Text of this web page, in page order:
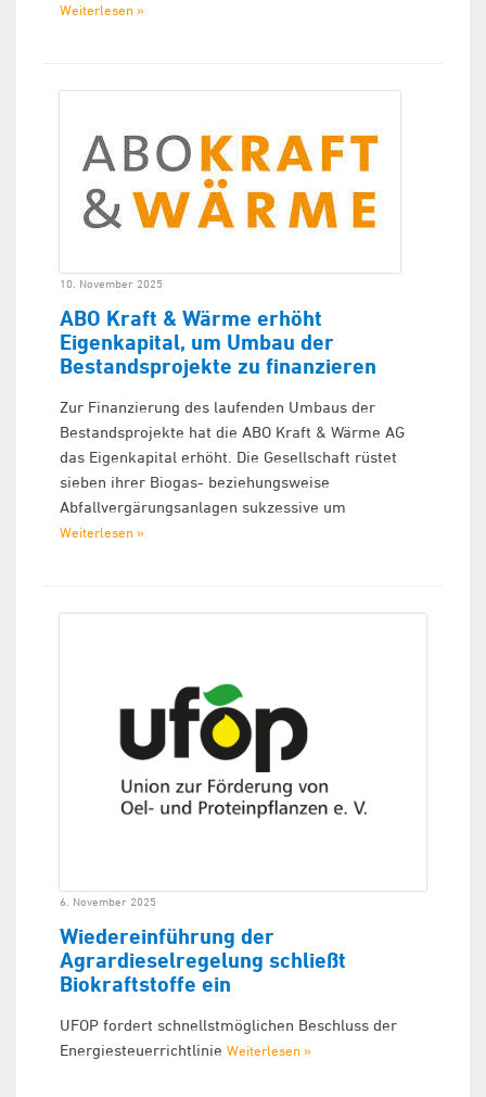
Weiterlesen »
10. November 2025
ABO Kraft & Wärme erhöht
Eigenkapital, um Umbau der
Bestandsprojekte zu finanzieren
Zur Finanzierung des laufenden Umbaus der
Bestandsprojekte hat die ABO Kraft & Wärme AG
das Eigenkapital erhöht. Die Gesellschaft rüstet
sieben ihrer Biogas- beziehungsweise
Abfallvergärungsanlagen sukzessive um
Weiterlesen »
6. November 2025
Wiedereinführung der
Agrardieselregelung schließt
Biokraftstoffe ein
UFOP fordert schnellstmöglichen Beschluss der
Energiesteuerrichtlinie Weiterlesen »